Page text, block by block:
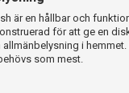
är en hållbar och
för att ge en
i hemmet.
som mest.